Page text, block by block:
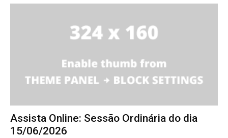
Assista Online: Sessão Ordinária do dia
15/06/2026